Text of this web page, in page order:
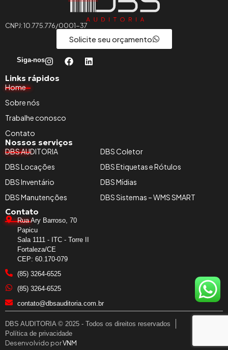
CNPJ: 10.775.776/0001-37
Solicite seu orçamento
Siga-nos
Links rápidos
Home
Sobre nós
Trabalhe conosco
Contato
Nossos serviços
DBS AUDITORIA
DBS Coletor
DBS Locações
DBS Etiquetas e Rótulos
DBS Inventário
DBS Mídias
DBS Manutenções
DBS Sistemas – WMS SMART
Contato
Rua Ary Barroso, 70
Papicu
Sala 1111 - ITC - Torre II
Fortaleza/CE
CEP: 60.170-079
(85) 3264-6525
(85) 3264-6525
contato@dbsauditoria.com.br
DBS AUDITORIA © 2025 - Todos os direitos reservados
Política de privacidade
Desenvolvido porVNM